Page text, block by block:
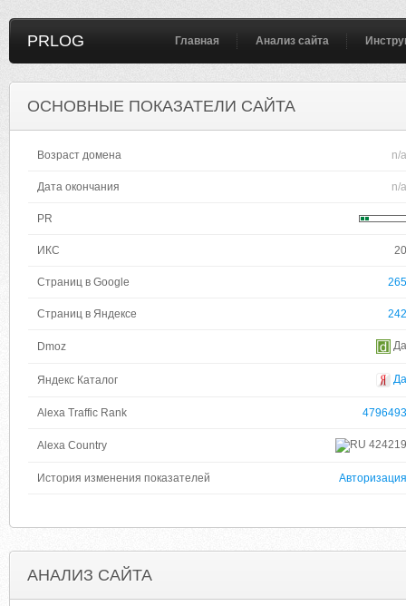
PRLOG Главная Анализ сайта
ОСНОВНЫЕ ПОКАЗАТЕЛИ САЙТА
Возраст домена n/a
Дата окончания n/a
PR
ИКС 20
Страниц в Google 265
Страниц в Яндексе 242
Dmoz Да
Яндекс Каталог Да
Alexa Traffic Rank 4796493
Alexa Country 424219
История изменения показателей Авторизация
АНАЛИЗ САЙТА